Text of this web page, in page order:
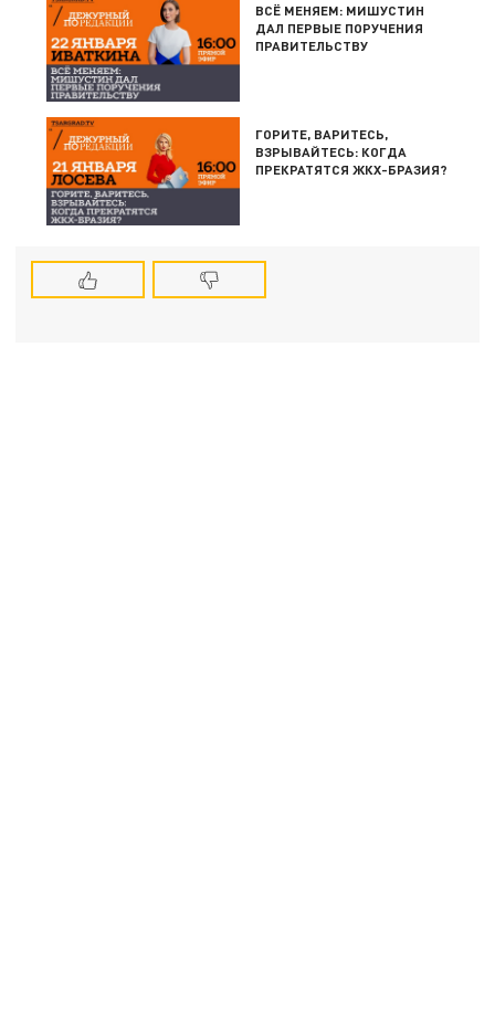
ВСЁ МЕНЯЕМ: МИШУСТИН
ДАЛ ПЕРВЫЕ ПОРУЧЕНИЯ
ПРАВИТЕЛЬСТВУ
ГОРИТЕ, ВАРИТЕСЬ,
ВЗРЫВАЙТЕСЬ: КОГДА
ПРЕКРАТЯТСЯ ЖКХ-БРАЗИЯ?